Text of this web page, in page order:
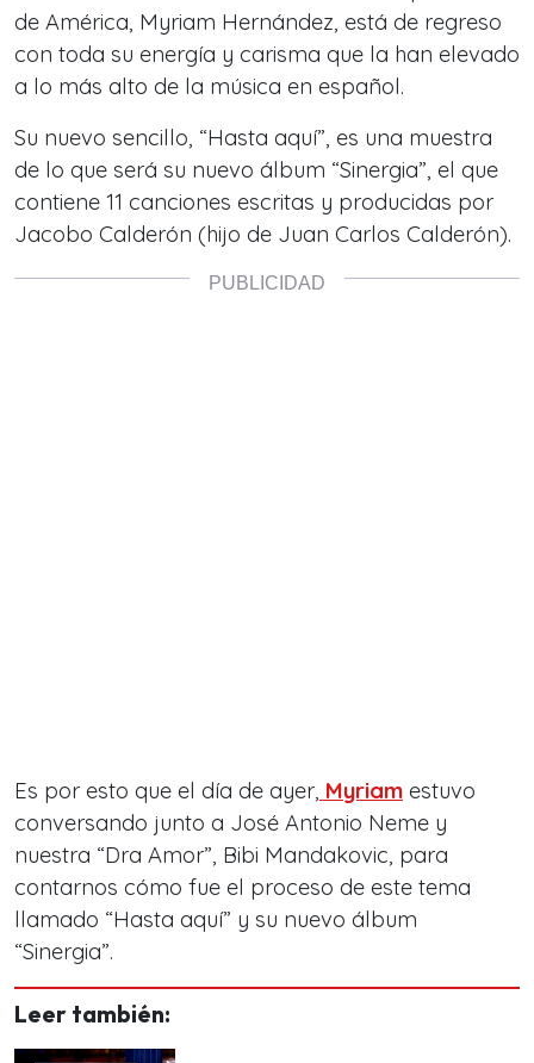
de América, Myriam Hernández, está de regreso
con toda su energía y carisma que la han elevado
a lo más alto de la música en español.
Su nuevo sencillo, “Hasta aquí”, es una muestra
de lo que será su nuevo álbum “Sinergia”, el que
contiene 11 canciones escritas y producidas por
Jacobo Calderón (hijo de Juan Carlos Calderón).
Es por esto que el día de ayer, Myriam estuvo
conversando junto a José Antonio Neme y
nuestra “Dra Amor”, Bibi Mandakovic, para
contarnos cómo fue el proceso de este tema
llamado “Hasta aquí” y su nuevo álbum
“Sinergia”.
Leer también: